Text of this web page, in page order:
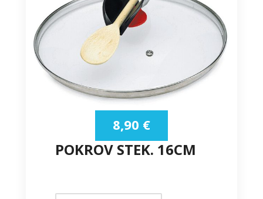
POKROV STEK. 16CM
8,90 €